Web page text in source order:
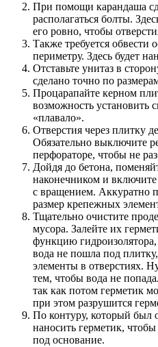
При помощи карандаша
располагаться болты.
его ровно, чтобы
Также требуется обвести
периметру. Здесь будет
Отставьте унитаз в
сделано точно по
Процарапайте керном
возможность установить
«плавало».
Отверстия через плитку
Обязательно выключите
перфораторе, чтобы не
Дойдя до бетона,
наконечником и
с вращением. Аккуратно
размер крепежных
Тщательно очистите
мусора. Залейте их
функцию
вода не пошла под
элементы в отверстиях.
тем, чтобы вода не
так как потом герметик
при этом разрушится
По контуру, который был
наносить герметик,
под основание.